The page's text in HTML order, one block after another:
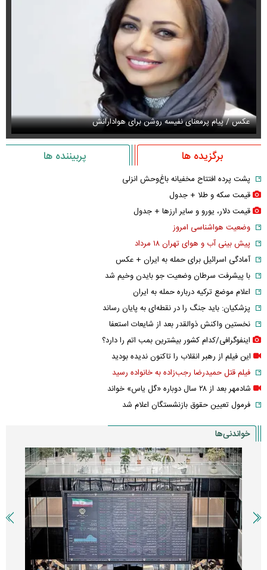
عکس / پیام پرمعنای نفیسه روشن برای هوادارانش
برگزیده ها پربیننده ها
پشت پرده افتتاح مخفیانه باغ‌وحش انزلی
قیمت سکه و طلا + جدول
قیمت دلار، یورو و سایر ارز‌ها + جدول
وضعیت هواشناسی امروز
پیش بینی آب و هوای تهران ۱۸ مرداد
آمادگی اسرائیل برای حمله به ایران + عکس
با پیشرفت سرطان وضعیت جو بایدن وخیم شد
اعلام موضع ترکیه درباره حمله به ایران
پزشکیان: باید جنگ را در نقطه‌ای به پایان رساند
نخستین واکنش ذوالقدر بعد از شایعات استعفا
اینفوگرافی/کدام کشور بیشترین بمب اتم را دارد؟
این فیلم از رهبر انقلاب را تاکنون ندیده بودید
فیلم قتل حمیدرضا رجب‌زاده به خانواده رسید
شادمهر بعد از ۲۸ سال دوباره «گل یاس» خواند
فرمول تعیین حقوق بازنشستگان اعلام شد
خواندنی‌ها